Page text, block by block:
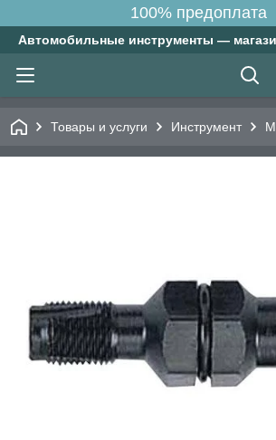
100% предоплата
Автомобильные инструменты —
Товары и услуги Инструмент